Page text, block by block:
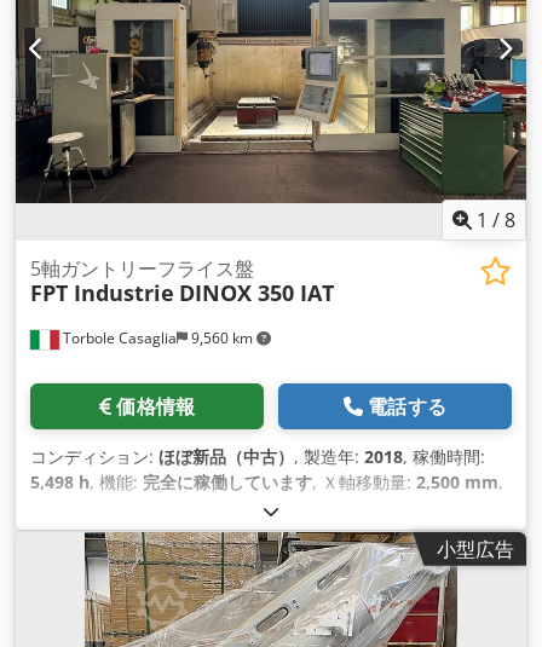
ーブル 14t (DIN 650に準拠した11個のTスロット: - a=42mm;
h=75mm; b=70mm; c=31mm) ドリルテーブル/ロータリーテ
ーブル/フライステーブルは、機械的および電気的にオーバーホ
ールされています。 以下の作業が行われた： - X軸用デジタル
位置測定システムとC軸用ロータリーエンコーダの統合。 - コ
ントロールパネルによる制御システムの統合 - 油圧配管／ホー
ス、ねじ接続、圧力計、流量制限器、フィルターの交換。 - 2
軸ギアボックスのベアリング交換 - アクスルギアボックスのシ
ール更新 - 新しい制御盤と機械配線一式 - エンドポジションの
清掃、点検、調整、不良エンドポジションの新品交換 - 無段変
速用周波数コンバーターの後付け - ギヤボックスハウジングの
ひび割れを鋳造インターロックで修理 - ガイドウェイワイパー
ィードギアのクリーニングと再シール - フィードモーターのベ
テーブルは動力下での実演が可能です。デモ映像をご覧くださ
1 /8
Torbole Casaglia 9,560 km
5軸ガントリーフライス盤
FPT Industrie DINOX 350 IAT
価格情報 電話する
コンディション: ほぼ新品（中古） , 製造年: 2018, 稼働時間:
5,498 h, 機能: 完全に稼働しています, Ｘ軸移動量: 2,500 mm,
, Z軸移動距離:
度:40 m/分, Y軸送り速度:40 m/分, Z軸送り速度:40 m/分, テ
ーブル長さ:2,500 mm, テーブル幅:3,500 mm, 主軸回転速度
（最大）: 12,000 回転/分, テーブルの高さ:300 mm, テーブル
130,000 kg（キログラム）, ワーク重量（最大）:
130,000 kg（キログラム）, スピンドルノーズ:HSK A100
小型広告